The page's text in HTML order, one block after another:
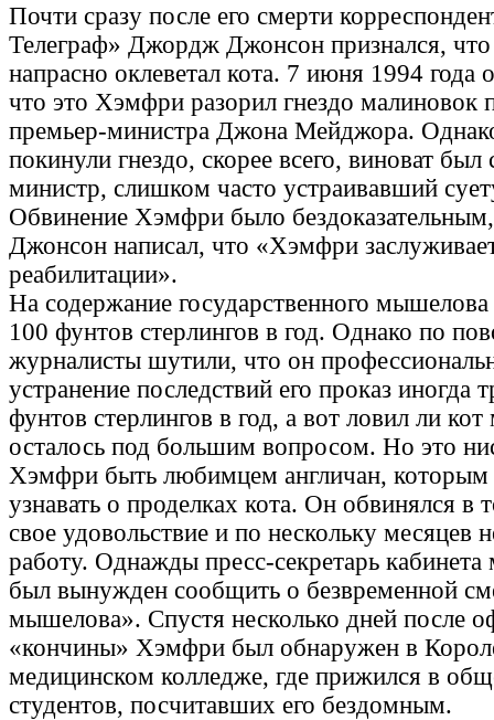
Почти сразу после его смерти
Телеграф» Джордж Джонсон признался, что
напрасно оклеветал кота. 7 июня 1994 года
что это Хэмфри разорил гнездо малиновок
премьер-министра Джона Мейджора.
покинули гнездо, скорее всего, виноват
министр, слишком часто устраивавший
Обвинение Хэмфри было
Джонсон написал, что «Хэмфри
реабилитации».
На содержание государственного мышелова
100 фунтов стерлингов в год. Однако по
журналисты шутили, что он
устранение последствий его проказ иногда
фунтов стерлингов в год, а вот ловил ли
осталось под большим вопросом. Но это
Хэмфри быть любимцем англичан, которым
узнавать о проделках кота. Он обвинялся в
свое удовольствие и по нескольку месяцев
работу. Однажды пресс-секретарь
был вынужден сообщить о безвременной
мышелова». Спустя несколько дней после
«кончины» Хэмфри был обнаружен в
медицинском колледже, где прижился в
студентов, посчитавших его бездомным.